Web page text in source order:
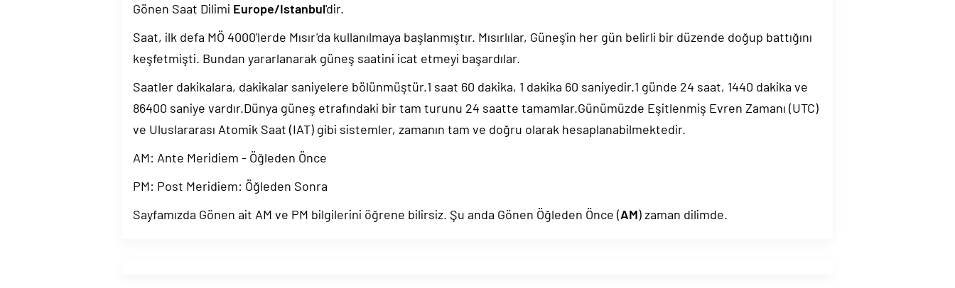
Gönen Saat Dilimi Europe/Istanbul'dir.
Saat, ilk defa MÖ 4000'lerde Mısır'da kullanılmaya başlanmıştır. Mısırlılar, Güneş'in her gün belirli bir düzende doğup battığını
keşfetmişti. Bundan yararlanarak güneş saatini icat etmeyi başardılar.
Saatler dakikalara, dakikalar saniyelere bölünmüştür.1 saat 60 dakika, 1 dakika 60 saniyedir.1 günde 24 saat, 1440 dakika ve
86400 saniye vardır.Dünya güneş etrafındaki bir tam turunu 24 saatte tamamlar.Günümüzde Eşitlenmiş Evren Zamanı (UTC)
ve Uluslararası Atomik Saat (IAT) gibi sistemler, zamanın tam ve doğru olarak hesaplanabilmektedir.
AM: Ante Meridiem - Öğleden Önce
PM: Post Meridiem: Öğleden Sonra
Sayfamızda Gönen ait AM ve PM bilgilerini öğrene bilirsiz. Şu anda Gönen Öğleden Önce (AM) zaman dilimde.